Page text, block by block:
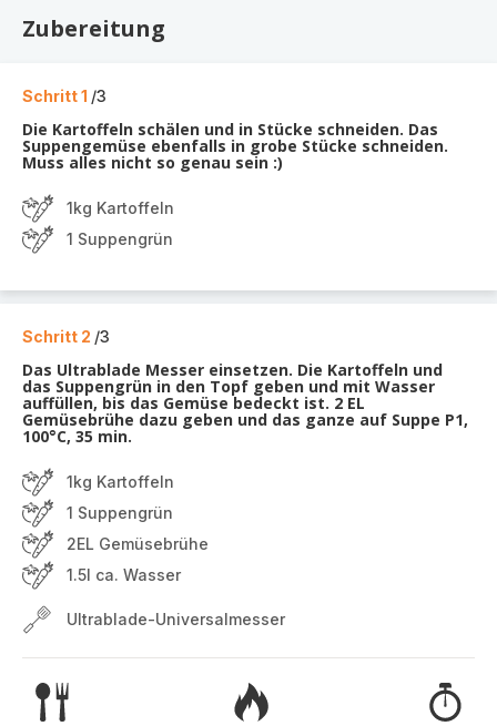
Zubereitung
Schritt 1 /3
Die Kartoffeln schälen und in Stücke schneiden. Das
Suppengemüse ebenfalls in grobe Stücke schneiden.
Muss alles nicht so genau sein :)
1kg Kartoffeln
1 Suppengrün
Schritt 2 /3
Das Ultrablade Messer einsetzen. Die Kartoffeln und
das Suppengrün in den Topf geben und mit Wasser
auffüllen, bis das Gemüse bedeckt ist. 2 EL
Gemüsebrühe dazu geben und das ganze auf Suppe P1,
100°C, 35 min.
1kg Kartoffeln
1 Suppengrün
2EL Gemüsebrühe
1.5l ca. Wasser
Ultrablade-Universalmesser